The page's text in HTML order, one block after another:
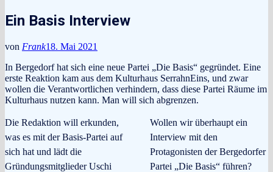
Ein Basis Interview
von Frank18. Mai 2021
In Bergedorf hat sich eine neue Partei „Die Basis“ gegründet. Eine
erste Reaktion kam aus dem Kulturhaus SerrahnEins, und zwar
wollen die Verantwortlichen verhindern, dass diese Partei Räume im
Kulturhaus nutzen kann. Man will sich abgrenzen.
Wollen wir überhaupt ein
Interview mit den
Protagonisten der Bergedorfer
Partei „Die Basis“ führen?
Die Redaktion will erkunden,
was es mit der Basis-Partei auf
sich hat und lädt die
Gründungsmitglieder Uschi